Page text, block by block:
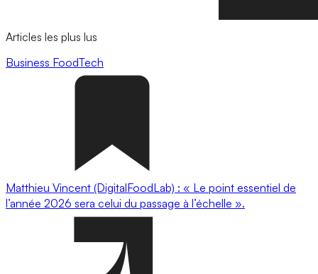
Articles les plus lus
Business FoodTech
Matthieu Vincent (DigitalFoodLab) : « Le point essentiel de
l’année 2026 sera celui du passage à l’échelle ».